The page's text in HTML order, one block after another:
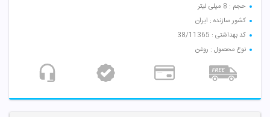
حجم : 8 میلی لیتر
کشور سازنده : ایران
کد بهداشتی : 38/11365
نوع محصول : روغن